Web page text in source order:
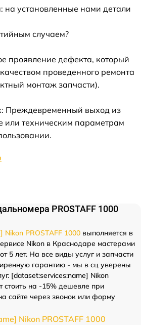
на установленные нами детали
случаем?
проявление дефекта, который
проведенного ремонта
монтаж запчасти).
Преждевременный выход из
или техническим параметрам
PROSTAFF 1000
Nikon PROSTAFF 1000 выполняется в
Nikon в Краснодаре мастерами
5 лет. На все виды услуг и запчасти
гарантию - мы в сц уверены
[dataset:services:name] Nikon
стоить на -15% дешевле при
сайте через звонок или форму
Nikon PROSTAFF 1000